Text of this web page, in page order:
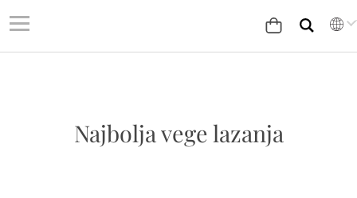
Najbolja vege lazanja